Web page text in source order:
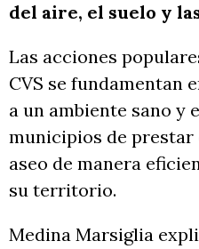
del aire, el suelo y
Las acciones
CVS se fundamentan
a un ambiente sano y
municipios de
aseo de manera
su territorio.
Medina Marsiglia